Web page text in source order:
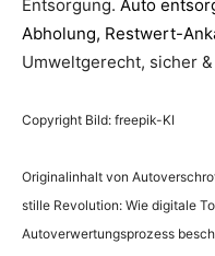
Entsorgung. Auto
Abholung, Restwert-
Umweltgerecht, sicher
Copyright Bild: freepik-KI
Originalinhalt von
stille Revolution: Wie digitale
Autoverwertungsprozess